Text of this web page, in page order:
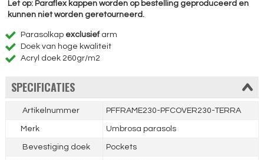
Let op: Paraflex kappen worden op bestelling geproduceerd en
kunnen niet worden geretourneerd.
Parasolkap exclusiefarm
Doek van hoge kwaliteit
Acryl doek 260gr/m2
SPECIFICATIES
Artikelnummer PFFRAME230-PFCOVER230-TERRA
Merk Umbrosa parasols
Bevestiging doek Pockets